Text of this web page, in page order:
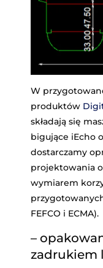
W
produktów
składają się
bigujące iEcho
dostarczamy
projektowania
wymiarem
FEFCO i ECMA).
–
zadrukiem